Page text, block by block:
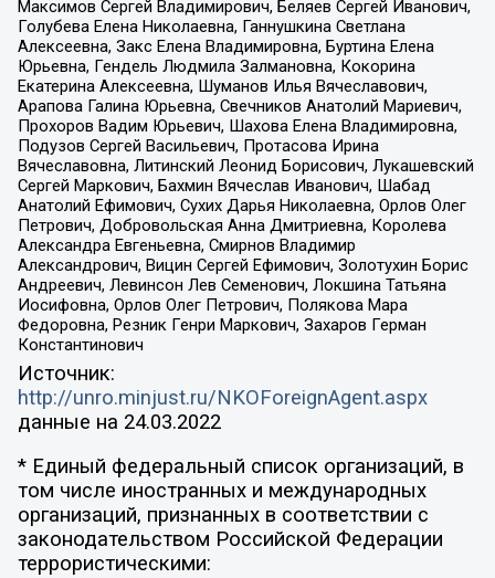
Максимов Сергей Владимирович, Беляев Сергей Иванович,
Голубева Елена Николаевна, Ганнушкина Светлана
Алексеевна, Закс Елена Владимировна, Буртина Елена
Юрьевна, Гендель Людмила Залмановна, Кокорина
Екатерина Алексеевна, Шуманов Илья Вячеславович,
Арапова Галина Юрьевна, Свечников Анатолий Мариевич,
Прохоров Вадим Юрьевич, Шахова Елена Владимировна,
Подузов Сергей Васильевич, Протасова Ирина
Вячеславовна, Литинский Леонид Борисович, Лукашевский
Сергей Маркович, Бахмин Вячеслав Иванович, Шабад
Анатолий Ефимович, Сухих Дарья Николаевна, Орлов Олег
Петрович, Добровольская Анна Дмитриевна, Королева
Александра Евгеньевна, Смирнов Владимир
Александрович, Вицин Сергей Ефимович, Золотухин Борис
Андреевич, Левинсон Лев Семенович, Локшина Татьяна
Иосифовна, Орлов Олег Петрович, Полякова Мара
Федоровна, Резник Генри Маркович, Захаров Герман
Константинович
Источник:
http://unro.minjust.ru/NKOForeignAgent.aspx
данные на 24.03.2022
* Единый федеральный список организаций, в
том числе иностранных и международных
организаций, признанных в соответствии с
законодательством Российской Федерации
террористическими: